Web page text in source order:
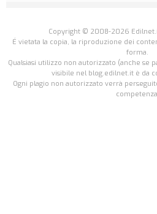
Copyright © 2008-2026
É vietata la copia, la riproduzione dei
forma.
Qualsiasi utilizzo non autorizzato (anche se
visibile nel blog.edilnet.it è da
Ogni plagio non autorizzato verrà